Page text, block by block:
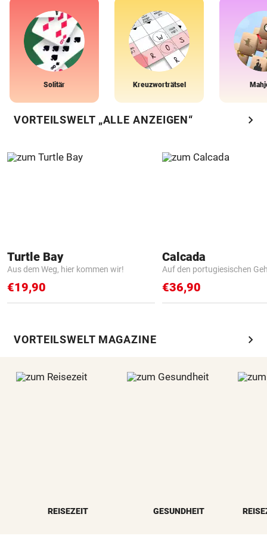
Solitär Kreuzworträtsel
VORTEILSWELT „ALLE ANZEIGEN“ chevron_right
Turtle Bay
Aus dem Weg, hier kommen wir!
€19,90
Calcada
Auf den portugiesischen
€36,90
VORTEILSWELT MAGAZINE chevron_right
REISEZEIT GESUNDHEIT